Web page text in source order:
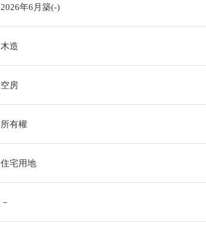
2026年6月築(-)
木造
空房
所有權
住宅用地
－